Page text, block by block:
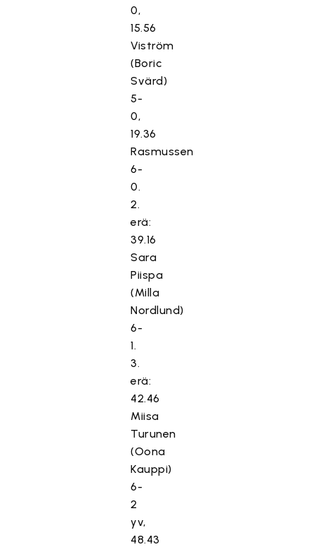
0,
15.56
Viström
(Boric
Svärd)
5-
0,
19.36
Rasmussen
6-
0.
2.
erä:
39.16
Sara
Piispa
(Milla
Nordlund)
6-
1.
3.
erä:
42.46
Miisa
Turunen
(Oona
Kauppi)
6-
2
yv,
48.43